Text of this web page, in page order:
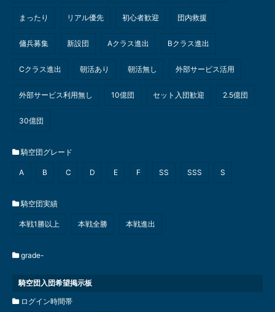
まったり リアル優先 初心者歓迎 団内救援
傭兵募集 新設団 Aクラス進出 Bクラス進出
Cクラス進出 朝活あり 朝活無し 外部サービス活用
外部サービス利用無し 10億団 セット入団歓迎 2.5億団
30億団
騎空団グレード
A B C D E F SS SSS S
騎空団実績
本戦1勝以上 本戦全勝 本戦進出
grade-
騎空団入団希望掲示板
ログイン時間帯